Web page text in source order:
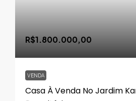
R$1.800.000,00
VENDA
Casa À Venda No Jardim